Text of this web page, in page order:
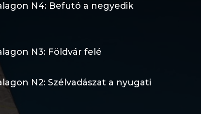
N4: Befutó a negyedik
N3: Földvár felé
N2: Szélvadászat a nyugati